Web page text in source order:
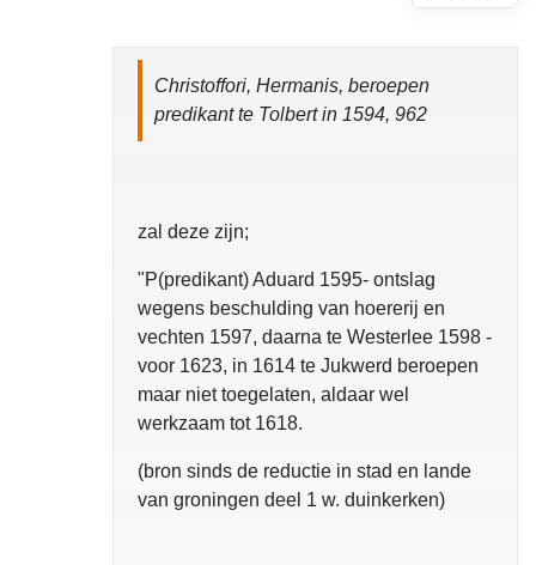
Christoffori, Hermanis, beroepen
predikant te Tolbert in 1594, 962
zal deze zijn;
"P(predikant) Aduard 1595- ontslag
wegens beschulding van hoererij en
vechten 1597, daarna te Westerlee 1598 -
voor 1623, in 1614 te Jukwerd beroepen
maar niet toegelaten, aldaar wel
werkzaam tot 1618.
(bron sinds de reductie in stad en lande
van groningen deel 1 w. duinkerken)